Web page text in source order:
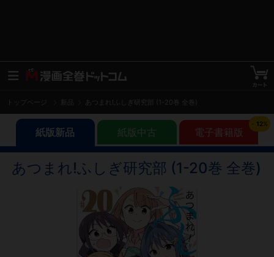
トップページ あつまれ!ふしぎ研究部 (1-20巻 全巻)
紙版新品 紙版中古 電子書籍版
12%
あつまれ!ふしぎ研究部 (1-20巻 全巻)